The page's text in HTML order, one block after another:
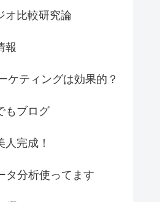
オ比較研究論
報
ケティングは効果的？
もブログ
完成！
タ分析使ってます